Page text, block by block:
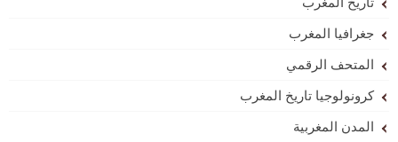
جغرافيا المغرب
المتحف الرقمي
كرونولوجيا تاريخ المغرب
المدن المغربية